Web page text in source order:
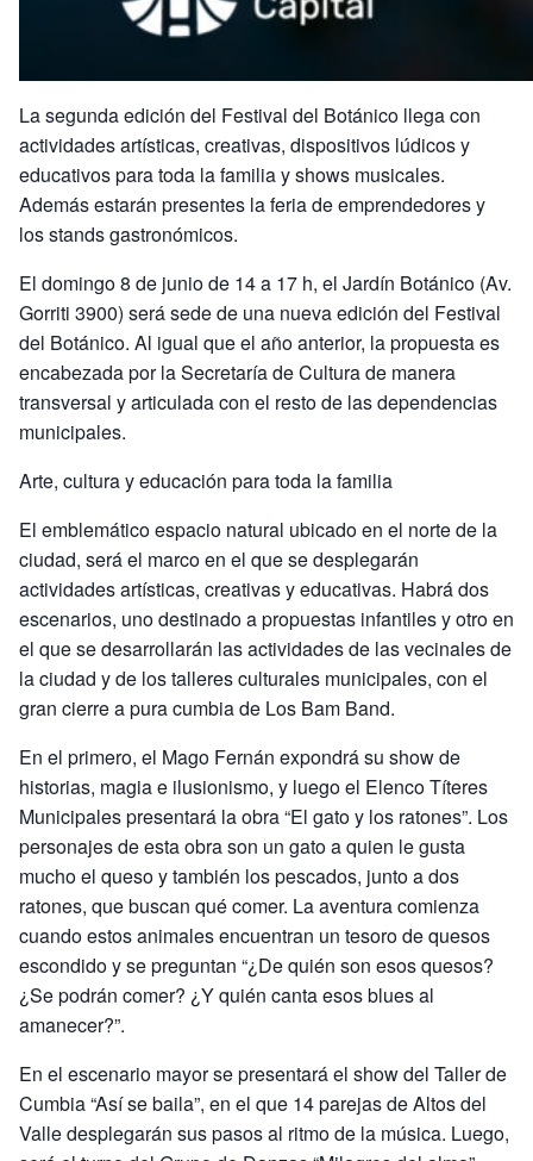
La segunda edición del Festival del Botánico llega con
actividades artísticas, creativas, dispositivos lúdicos y
educativos para toda la familia y shows musicales.
Además estarán presentes la feria de emprendedores y
los stands gastronómicos.
El domingo 8 de junio de 14 a 17 h, el Jardín Botánico (Av.
Gorriti 3900) será sede de una nueva edición del Festival
del Botánico. Al igual que el año anterior, la propuesta es
encabezada por la Secretaría de Cultura de manera
transversal y articulada con el resto de las dependencias
municipales.
Arte, cultura y educación para toda la familia
El emblemático espacio natural ubicado en el norte de la
ciudad, será el marco en el que se desplegarán
actividades artísticas, creativas y educativas. Habrá dos
escenarios, uno destinado a propuestas infantiles y otro en
el que se desarrollarán las actividades de las vecinales de
la ciudad y de los talleres culturales municipales, con el
gran cierre a pura cumbia de Los Bam Band.
En el primero, el Mago Fernán expondrá su show de
historias, magia e ilusionismo, y luego el Elenco Títeres
Municipales presentará la obra “El gato y los ratones”. Los
personajes de esta obra son un gato a quien le gusta
mucho el queso y también los pescados, junto a dos
ratones, que buscan qué comer. La aventura comienza
cuando estos animales encuentran un tesoro de quesos
escondido y se preguntan “¿De quién son esos quesos?
¿Se podrán comer? ¿Y quién canta esos blues al
amanecer?”.
En el escenario mayor se presentará el show del Taller de
Cumbia “Así se baila”, en el que 14 parejas de Altos del
Valle desplegarán sus pasos al ritmo de la música. Luego,